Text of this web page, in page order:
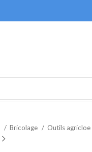
Bricolage Outils agricloe